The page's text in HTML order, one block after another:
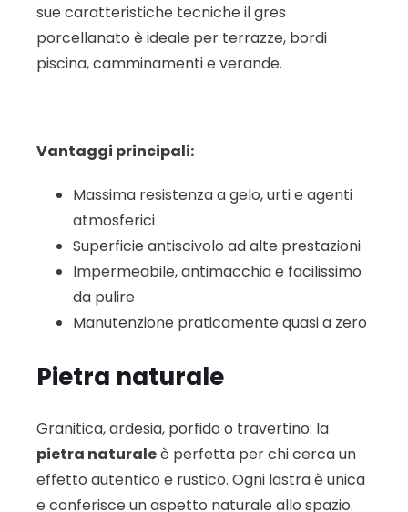
sue caratteristiche tecniche il gres
porcellanato è ideale per terrazze, bordi
piscina, camminamenti e verande.
Vantaggi principali:
Massima resistenza a gelo, urti e agenti
atmosferici
Superficie antiscivolo ad alte prestazioni
Impermeabile, antimacchia e facilissimo
da pulire
Manutenzione praticamente quasi a zero
Pietra naturale
Granitica, ardesia, porfido o travertino: la
pietra naturaleè perfetta per chi cerca un
effetto autentico e rustico. Ogni lastra è unica
e conferisce un aspetto naturale allo spazio.